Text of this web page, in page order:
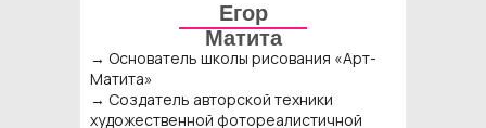
→ Основатель школы рисования «Арт-
Матита»
→ Создатель авторской техники
художественной фотореалистичной
Егор
Матита